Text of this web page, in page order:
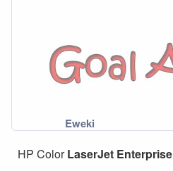
HP ColorLaserJet Enterprise